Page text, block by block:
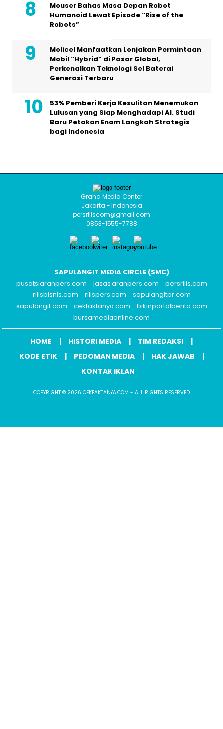
Mouser Bahas Masa Depan Robot
Humanoid Lewat Episode “Rise of the
Robots”
Molicel Manfaatkan Lonjakan Permintaan
Mobil “Hybrid” di Pasar Global,
Perkenalkan Teknologi Sel Baterai
Generasi Terbaru
53% Pemberi Kerja Kesulitan Menemukan
Lulusan yang Siap Menghadapi AI. Studi
Baru Petakan Enam Langkah Strategis
bagi Indonesia
Graha Media Center
Jakarta - Indonesia
persriliscom@gmail.com
0853-1555-7788
SAPULANGIT MEDIA CIRCLE (SMC)
pusatsiaranpers.com
jasasiaranpers.com
persrilis.com
rilisbisnis.com
rilispers.com
sapulangitpr.com
sapulangit.com
cekfaktanya.com
bikinportalberita.com
bursamediaonline.com
HOME HISTORI MEDIA
TIM REDAKSI
KODE ETIK
PEDOMAN MEDIA
HAK JAWAB
KONTAK IKLAN
COPYRIGHT © 2026 CEKFAKTANYA.COM - ALL RIGHTS RESERVED